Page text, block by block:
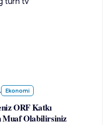
Ekonomi
ORF Katkı
Muaf Olabilirsiniz